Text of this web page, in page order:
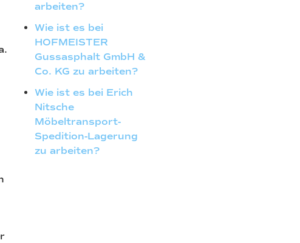
arbeiten?
Wie ist es bei
HOFMEISTER
Gussasphalt GmbH &
Co. KG zu arbeiten?
Wie ist es bei Erich
Nitsche
Möbeltransport-
Spedition-Lagerung
zu arbeiten?